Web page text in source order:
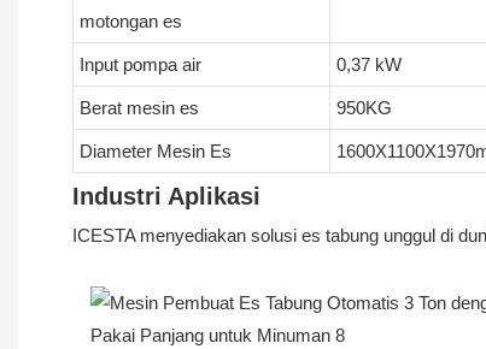
motongan es
Input pompa air 0,37 kW
Berat mesin es 950KG
Diameter Mesin Es
Industri Aplikasi
ICESTA menyediakan solusi es tabung unggul di